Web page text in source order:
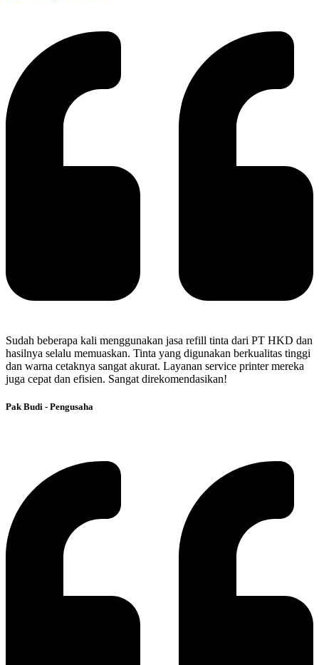
Sudah beberapa kali menggunakan jasa refill tinta dari PT HKD dan
hasilnya selalu memuaskan. Tinta yang digunakan berkualitas tinggi
dan warna cetaknya sangat akurat. Layanan service printer mereka
juga cepat dan efisien. Sangat direkomendasikan!
Pak Budi - Pengusaha